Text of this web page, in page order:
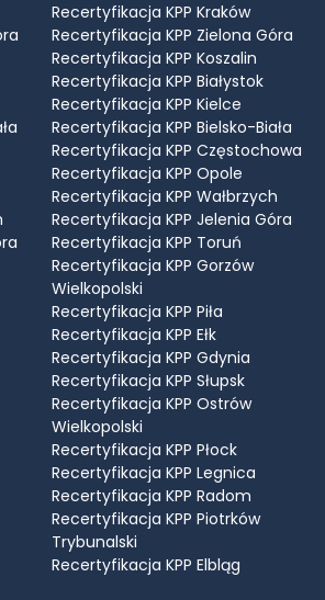
Recertyfikacja KPP Kraków
Recertyfikacja KPP Zielona Góra
Recertyfikacja KPP Koszalin
Recertyfikacja KPP Białystok
Recertyfikacja KPP Kielce
Recertyfikacja KPP Bielsko-Biała
Recertyfikacja KPP Częstochowa
Recertyfikacja KPP Opole
Recertyfikacja KPP Wałbrzych
Recertyfikacja KPP Jelenia Góra
Recertyfikacja KPP Toruń
Recertyfikacja KPP Gorzów
Wielkopolski
Recertyfikacja KPP Piła
Recertyfikacja KPP Ełk
Recertyfikacja KPP Gdynia
Recertyfikacja KPP Słupsk
Recertyfikacja KPP Ostrów
Wielkopolski
Recertyfikacja KPP Płock
Recertyfikacja KPP Legnica
Recertyfikacja KPP Radom
Recertyfikacja KPP Piotrków
Trybunalski
Recertyfikacja KPP Elbląg